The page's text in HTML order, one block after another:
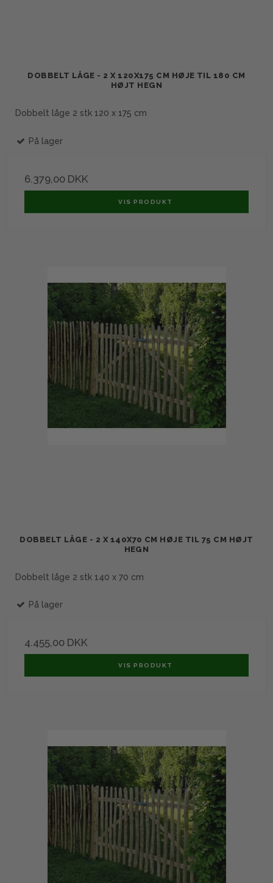
DOBBELT LÅGE - 2 X 120X175 CM HØJE TIL 180 CM
HØJT HEGN
Dobbelt låge 2 stk 120 x 175 cm
På lager
6.379,00 DKK
VIS PRODUKT
DOBBELT LÅGE - 2 X 140X70 CM HØJE TIL 75 CM HØJT
HEGN
Dobbelt låge 2 stk 140 x 70 cm
På lager
4.455,00 DKK
VIS PRODUKT